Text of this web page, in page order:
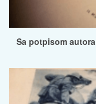
Sa potpisom autora